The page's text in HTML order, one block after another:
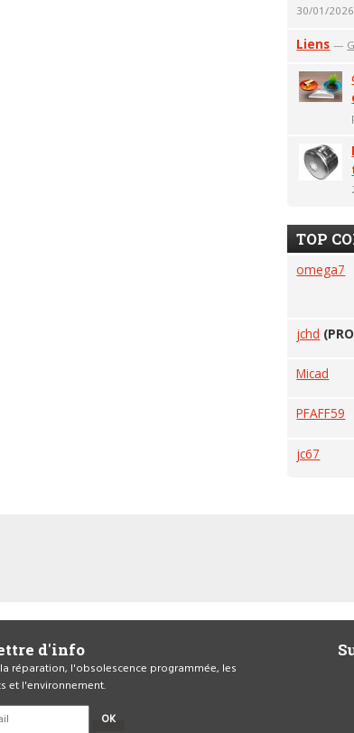
30/01/2026
Liens —
TOP
omega7
jchd
Micad
PFAFF59
jc67
d'info
réparation, l'obsolescence programmée, les
et l'environnement.
OK